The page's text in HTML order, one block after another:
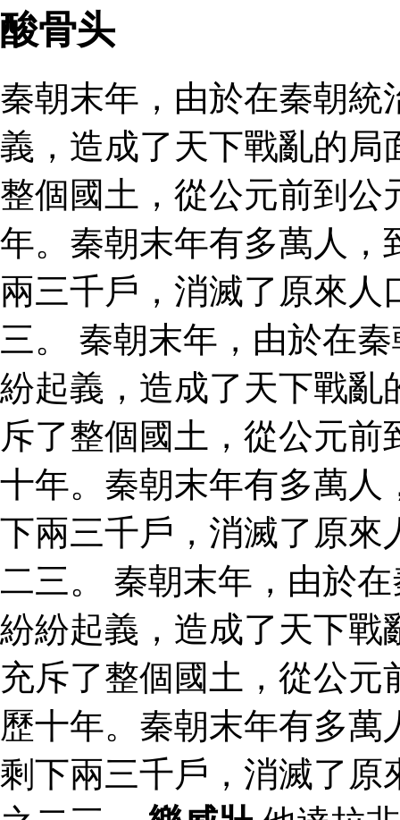
酸骨头
秦朝末年，由於在秦朝統
義，造成了天下戰亂的局
整個國土，從公元前到公
年。秦朝末年有多萬人，
兩三千戶，消滅了原來
三。 秦朝末年，由於在
紛起義，造成了天下戰亂
斥了整個國土，從公元
十年。秦朝末年有多萬人
下兩三千戶，消滅了原來
二三。 秦朝末年，由於
紛紛起義，造成了天下戰
充斥了整個國土，從公
歷十年。秦朝末年有多
剩下兩三千戶，消滅了原